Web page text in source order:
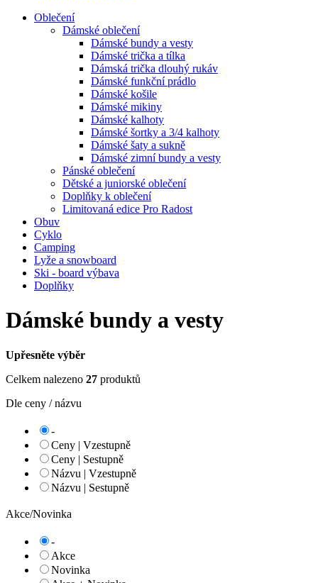
Oblečení
Dámské oblečení
Dámské bundy a vesty
Dámské trička a tílka
Dámská trička dlouhý rukáv
Dámské funkční prádlo
Dámské košile
Dámské mikiny
Dámské kalhoty
Dámské šortky a 3/4 kalhoty
Dámské šaty a sukně
Dámské zimní bundy a vesty
Pánské oblečení
Dětské a juniorské oblečení
Doplňky k oblečení
Limitovaná edice Pro Radost
Obuv
Cyklo
Camping
Lyže a snowboard
Ski - board výbava
Doplňky
Dámské bundy a vesty
Upřesněte výběr
Celkem nalezeno 27 produktů
Dle ceny / názvu
-
Ceny | Vzestupně
Ceny | Sestupně
Názvu | Vzestupně
Názvu | Sestupně
Akce/Novinka
-
Akce
Novinka